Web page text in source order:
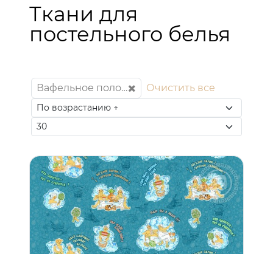
Ткани для
постельного белья
Вафельное полотно Очистить все